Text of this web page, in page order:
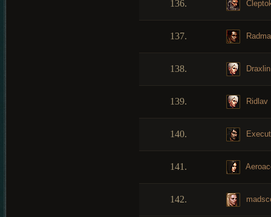
136.
137.
138. Draxlin
139. Ridlav
140.
141.
142.